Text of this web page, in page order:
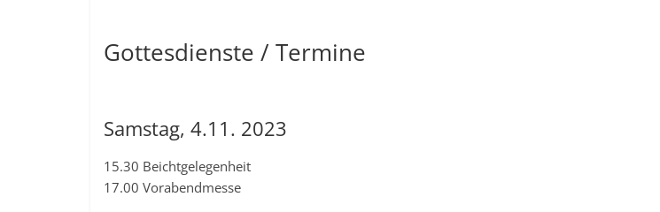
Gottesdienste / Termine
Samstag, 4.11. 2023
15.30 Beichtgelegenheit
17.00 Vorabendmesse